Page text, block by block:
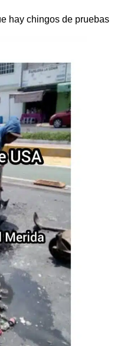
hay chingos de pruebas